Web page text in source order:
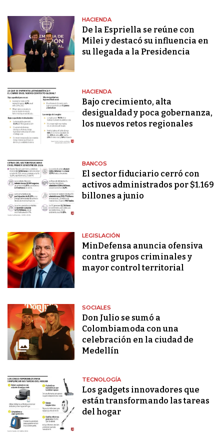
HACIENDA
De la Espriella se reúne con
Milei y destacó su influencia en
su llegada a la Presidencia
HACIENDA
Bajo crecimiento, alta
desigualdad y poca gobernanza,
los nuevos retos regionales
BANCOS
El sector fiduciario cerró con
activos administrados por $1.169
billones a junio
LEGISLACIÓN
MinDefensa anuncia ofensiva
contra grupos criminales y
mayor control territorial
SOCIALES
Don Julio se sumó a
Colombiamoda con una
celebración en la ciudad de
Medellín
TECNOLOGÍA
Los gadgets innovadores que
están transformando las tareas
del hogar